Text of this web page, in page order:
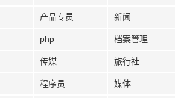
产品专员 新闻
php 档案管理
传媒 旅行社
程序员 媒体